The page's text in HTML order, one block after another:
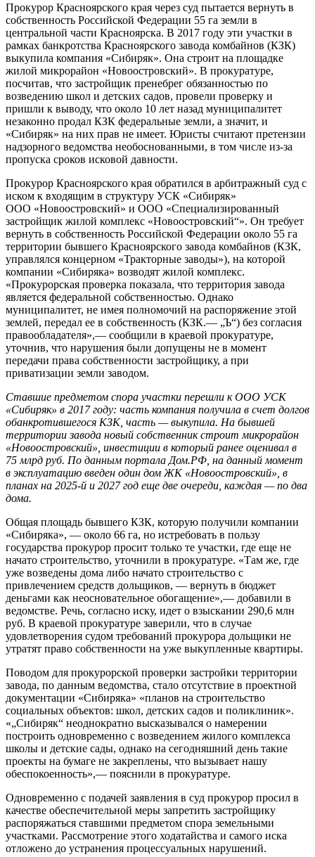
Прокурор Красноярского края через суд пытается вернуть в
собственность Российской Федерации 55 га земли в
центральной части Красноярска. В 2017 году эти участки в
рамках банкротства Красноярского завода комбайнов (КЗК)
выкупила компания «Сибиряк». Она строит на площадке
жилой микрорайон «Новоостровский». В прокуратуре,
посчитав, что застройщик пренебрег обязанностью по
возведению школ и детских садов, провели проверку и
пришли к выводу, что около 10 лет назад муниципалитет
незаконно продал КЗК федеральные земли, а значит, и
«Сибиряк» на них прав не имеет. Юристы считают претензии
надзорного ведомства не­обоснованными, в том числе из-за
пропуска сроков исковой давности.
Прокурор Красноярского края обратился в арбитражный суд с
иском к входящим в структуру УСК «Сибиряк»
ООО «Новоостровский» и ООО «Специализированный
застройщик жилой комплекс «Новоостровский“». Он требует
вернуть в собственность Российской Федерации около 55 га
территории бывшего Красноярского завода комбайнов (КЗК,
управлялся концерном «Тракторные заводы»), на которой
компании «Сибиряка» возводят жилой комплекс.
«Прокурорская проверка показала, что территория завода
является федеральной собственностью. Однако
муниципалитет, не имея полномочий на распоряжение этой
землей, передал ее в собственность (КЗК.— „Ъ“) без согласия
правообладателя»,— сообщили в краевой прокуратуре,
уточнив, что нарушения были допущены не в момент
передачи права собственности застройщику, а при
приватизации земли заводом.
Ставшие предметом спора участки перешли к ООО УСК
«Сибиряк» в 2017 году: часть компания получила в счет долгов
обанкротившегося КЗК, часть — выкупила. На бывшей
территории завода новый собственник строит микрорайон
«Новоостровский», инвестиции в который ранее оценивал в
75 млрд руб. По данным портала Дом.РФ, на данный момент
в эксплуатацию введен один дом ЖК «Новоостровский», в
планах на 2025-й и 2027 год еще две очереди, каждая — по два
дома.
Общая площадь бывшего КЗК, которую получили компании
«Сибиряка», — около 66 га, но истребовать в пользу
государства прокурор просит только те участки, где еще не
начато строительство, уточнили в прокуратуре. «Там же, где
уже возведены дома либо начато строительство с
привлечением средств дольщиков, — вернуть в бюджет
деньгами как неосновательное обогащение»,— добавили в
ведомстве. Речь, согласно иску, идет о взыскании 290,6 млн
руб. В краевой прокуратуре заверили, что в случае
удовлетворения судом требований прокурора дольщики не
утратят право собственности на уже выкупленные квартиры.
Поводом для прокурорской проверки застройки территории
завода, по данным ведомства, стало отсутствие в проектной
документации «Сибиряка» «планов на строительство
социальных объектов: школ, детских садов и поликлиник».
«„Сибиряк“ неоднократно высказывался о намерении
построить одновременно с возведением жилого комплекса
школы и детские сады, однако на сегодняшний день такие
проекты на бумаге не закреплены, что вызывает нашу
обеспокоенность»,— пояснили в прокуратуре.
Одновременно с подачей заявления в суд прокурор просил в
качестве обеспечительной меры запретить застройщику
распоряжаться ставшими предметом спора земельными
участками. Рассмотрение этого ходатайства и самого иска
отложено до устранения процессуальных нарушений.